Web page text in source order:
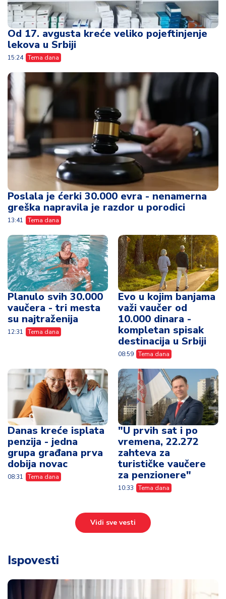
Od 17. avgusta kreće veliko pojeftinjenje
lekova u Srbiji
15:24 Tema dana
Poslala je ćerki 30.000 evra - nenamerna
greška napravila je razdor u porodici
13:41 Tema dana
Planulo svih 30.000
vaučera - tri mesta
su najtraženija
12:31 Tema dana
Evo u kojim banjama
važi vaučer od
10.000 dinara -
kompletan spisak
destinacija u Srbiji
08:59 Tema dana
Danas kreće isplata
penzija - jedna
grupa građana prva
dobija novac
08:31 Tema dana
"U prvih sat i po
vremena, 22.272
zahteva za
turističke vaučere
za penzionere"
10:33 Tema dana
Vidi sve vesti
Ispovesti